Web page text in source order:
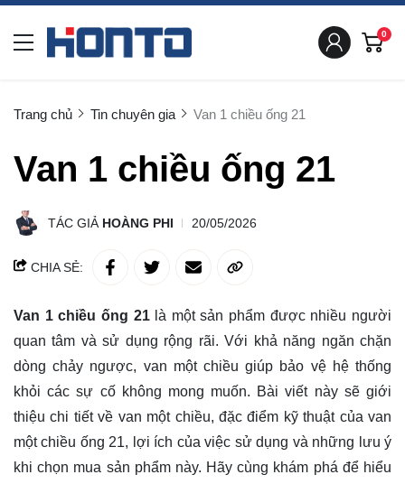
0
Trang chủ Tin chuyên gia Van 1 chiều ống 21
Van 1 chiều ống 21
TÁC GIẢ HOÀNG PHI 20/05/2026
CHIA SẺ:
Van 1 chiều ống 21là một sản phẩm được nhiều người
quan tâm và sử dụng rộng rãi. Với khả năng ngăn chặn
dòng chảy ngược, van một chiều giúp bảo vệ hệ thống
khỏi các sự cố không mong muốn. Bài viết này sẽ giới
thiệu chi tiết về van một chiều, đặc điểm kỹ thuật của van
một chiều ống 21, lợi ích của việc sử dụng và những lưu ý
khi chọn mua sản phẩm này. Hãy cùng khám phá để hiểu